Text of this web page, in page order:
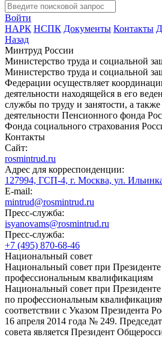
Войти
НАРК НСПК Документы Контакты
Назад
Минтруд России
Министерство труда и социальной
Министерство труда и социальной
Федерации осуществляет
деятельности находящейся в его
службы по труду и занятости, а
деятельности Пенсионного фонда
Фонда социального страхования
Контакты
Сайт:
rosmintrud.ru
Адрес для корреспонденции:
127994, ГСП-4, г. Москва, ул.
E-mail:
mintrud@rosmintrud.ru
Пресс-служба:
isyanovams@rosmintrud.ru
Пресс-служба:
+7 (495) 870-68-46
Национальный совет
Национальный совет при
профессиональным квалификациям
Национальный совет при
по профессиональным
соответствии с Указом Президента
16 апреля 2014 года № 249.
совета является Президент